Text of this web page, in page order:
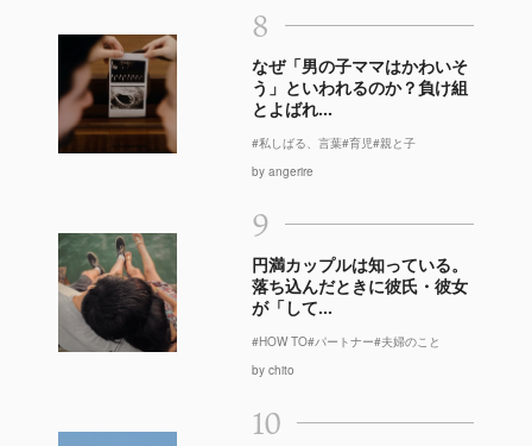
8
なぜ「男の子ママはかわいそ
う」といわれるのか？負け組
とよばれ...
#私しばる、言葉#育児#親と子
by angerire
9
円満カップルは知っている。
落ち込んだときに彼氏・彼女
が「して...
#HOW TO#パートナー#夫婦のこと
by chito
10